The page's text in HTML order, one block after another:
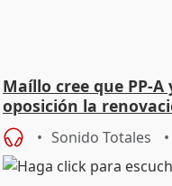
Maíllo cree que PP-
oposición la
Defensor
Sonido Totales